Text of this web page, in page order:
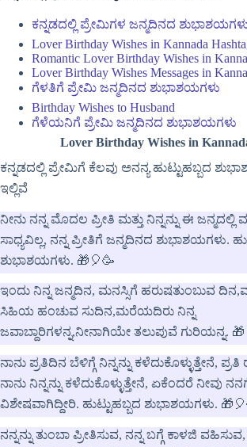
ಕನ್ನಡದಲ್ಲಿ ಪ್ರೇಮಿಗಳ ಜನ್ಮದಿನದ
Lover Birthday Wishes in Kannada
Romantic Lover Birthday Wishes in
Lover Birthday Wishes Messages in
ಗೆಳತಿಗೆ ಪ್ರೇಮಿ ಜನ್ಮದಿನದ ಶುಭಾಶಯಗಳು
Birthday Wishes to Husband
ಗೆಳೆಯನಿಗೆ ಪ್ರೇಮಿ ಜನ್ಮದಿನದ ಶುಭಾಶಯಗಳು
Lover Birthday Wishes in
ಕನ್ನಡದಲ್ಲಿ ಪ್ರೇಮಿಗೆ ಕೆಲವು ಅನನ್ಯ ಹುಟ್ಟುಹಬ್ಬದ
ಇಲ್ಲಿವೆ
ನೀನು ನನ್ನ ಮೊದಲ ಪ್ರೀತಿ ಮತ್ತು ನಿನ್ನನ್ನು ಈ
ಸಾಧ್ಯವಿಲ್ಲ, ನನ್ನ ಪ್ರೀತಿಗೆ ಜನ್ಮದಿನದ ಶುಭಾಶಯಗಳು.
ಶುಭಾಶಯಗಳು. 🎁🎈🥳
ಇಂದು ನಿನ್ನ ಜನ್ಮದಿನ, ಮನಸ್ಸಿಗೆ ಹರುಷತುಂಬುವ
ಸಿಹಿಯ ಹಂಚುವ ಸುದಿನ,ಮರೆಯದಿರು ನಿನ್ನ
ಜವಾಬ್ದಾರಿಗಳನ್ನ,ನೀನಾಗಿಯೇ ತಲುಪುವೆ ಗುರಿಯನ್ನ.
ನಾನು ಪ್ರತಿದಿನ ಬೆಳಿಗ್ಗೆ ನಿನ್ನನ್ನು ಕಳೆದುಕೊಳ್ಳುತ್ತೇನೆ, ಪ್ರತಿ
ನಾನು ನಿನ್ನನ್ನು ಕಳೆದುಕೊಳ್ಳುತ್ತೇನೆ, ಏಕೆಂದರೆ ನೀವು
ವಿಶೇಷವಾಗಿದ್ದೀರಿ. ಹುಟ್ಟುಹಬ್ಬದ ಶುಭಾಶಯಗಳು.
ನನ್ನನ್ನು ತುಂಬಾ ಪ್ರೀತಿಸುವ, ನನ್ನ ಬಗ್ಗೆ ಕಾಳಜಿ